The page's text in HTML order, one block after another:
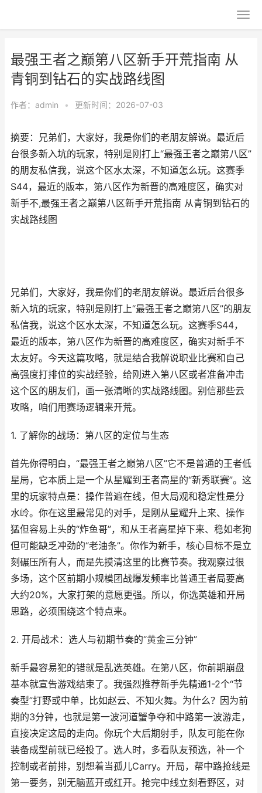
最强王者之巅第八区新手开荒指南 从
青铜到钻石的实战路线图
作者： admin • 更新时间：2026-07-03
摘要：兄弟们，大家好，我是你们的老朋友解说。最近后
台很多新入坑的玩家，特别是刚打上“最强王者之巅第八区”
的朋友私信我，说这个区水太深，不知道怎么玩。这赛季
S44，最近的版本，第八区作为新晋的高难度区，确实对
新手不,最强王者之巅第八区新手开荒指南 从青铜到钻石的
实战路线图
兄弟们，大家好，我是你们的老朋友解说。最近后台很多
新入坑的玩家，特别是刚打上“最强王者之巅第八区”的朋友
私信我，说这个区水太深，不知道怎么玩。这赛季S44，
最近的版本，第八区作为新晋的高难度区，确实对新手不
太友好。今天这篇攻略，就是结合我解说职业比赛和自己
高强度打排位的实战经验，给刚进入第八区或者准备冲击
这个区的朋友们，画一张清晰的实战路线图。别信那些云
攻略，咱们用赛场逻辑来开荒。
1. 了解你的战场：第八区的定位与生态
首先你得明白，“最强王者之巅第八区”它不是普通的王者低
星局，它本质上是一个从星耀到王者高星的“新秀联赛”。这
里的玩家特点是：操作普遍在线，但大局观和稳定性是分
水岭。你在这里最常见的对手，是刚从星耀升上来、操作
猛但容易上头的“炸鱼哥”，和从王者高星掉下来、稳如老狗
但可能缺乏冲劲的“老油条”。你作为新手，核心目标不是立
刻碾压所有人，而是先摸清这里的比赛节奏。我观察过很
多场，这个区前期小规模团战爆发频率比普通王者局要高
大约20%，大家打架的意愿更强。所以，你选英雄和开局
思路，必须围绕这个特点来。
2. 开局战术：选人与初期节奏的“黄金三分钟”
新手最容易犯的错就是乱选英雄。在第八区，你前期崩盘
基本就宣告游戏结束了。我强烈推荐新手先精通1-2个“节
奏型”打野或中单，比如赵云、不知火舞。为什么？因为前
期的3分钟，也就是第一波河道蟹争夺和中路第一波游走，
直接决定这局的走向。你玩个大后期射手，队友可能在你
装备成型前就已经投了。选人时，多看队友预选，补一个
控制或者前排，别想着当孤儿Carry。开局，帮中路抢线是
第一要务，别无脑蓝开或红开。抢完中线立刻看野区，对